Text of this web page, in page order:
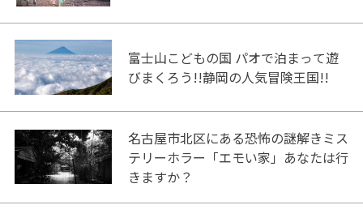
富士山こどもの国 パオで泊まって遊
びまくろう!!静岡の人気冒険王国!!
名古屋市北区にある恐怖の謎解きミス
テリーホラー「エモい家」あなたは行
きますか？